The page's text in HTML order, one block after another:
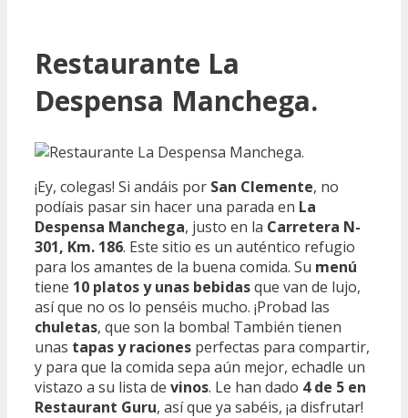
Restaurante La
Despensa Manchega.
¡Ey, colegas! Si andáis por San Clemente, no
podíais pasar sin hacer una parada en La
Despensa Manchega, justo en la Carretera N-
301, Km. 186. Este sitio es un auténtico refugio
para los amantes de la buena comida. Su menú
tiene 10 platos y unas bebidasque van de lujo,
así que no os lo penséis mucho. ¡Probad las
chuletas, que son la bomba! También tienen
unas tapas y raciones perfectas para compartir,
y para que la comida sepa aún mejor, echadle un
vistazo a su lista de vinos. Le han dado 4 de 5 en
Restaurant Guru, así que ya sabéis, ¡a disfrutar!